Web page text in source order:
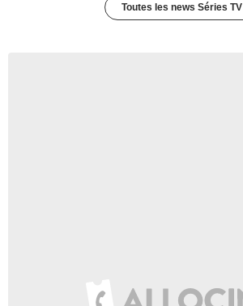
Toutes les news Séries TV